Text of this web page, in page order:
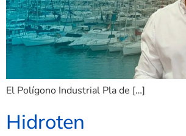
El Polígono Industrial Pla de […]
Hidroten